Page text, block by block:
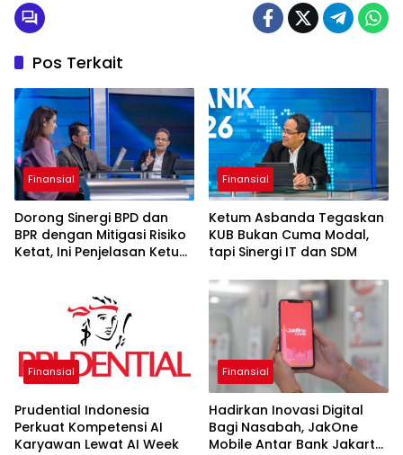
Pos Terkait
Finansial
Dorong Sinergi BPD dan
BPR dengan Mitigasi Risiko
Ketat, Ini Penjelasan Ketum
Finansial
Ketum Asbanda Tegaskan
KUB Bukan Cuma Modal,
tapi Sinergi IT dan SDM
Finansial
Prudential Indonesia
Perkuat Kompetensi AI
Karyawan Lewat AI Week
Finansial
Hadirkan Inovasi Digital
Bagi Nasabah, JakOne
Mobile Antar Bank Jakarta